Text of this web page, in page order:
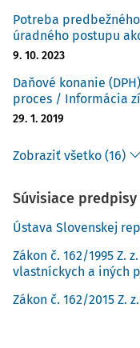
Potreba
úradného postupu
9. 10. 2023
Daňové konanie
proces / Informácia
29. 1. 2019
Zobraziť všetko (16)
Súvisiace predpisy
Ústava Slovenskej
Zákon č. 162/1995 Z.
vlastníckych a iných
Zákon č. 162/2015 Z.